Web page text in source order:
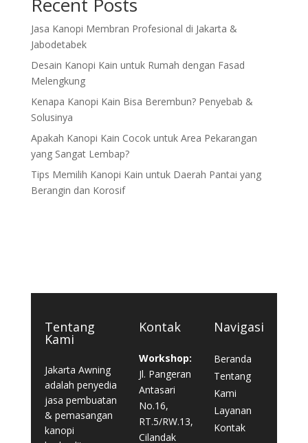
Jasa Kanopi Membran Profesional di Jakarta &
Jabodetabek
Desain Kanopi Kain untuk Rumah dengan Fasad
Melengkung
Kenapa Kanopi Kain Bisa Berembun? Penyebab &
Solusinya
Apakah Kanopi Kain Cocok untuk Area Pekarangan
yang Sangat Lembap?
Tips Memilih Kanopi Kain untuk Daerah Pantai yang
Berangin dan Korosif
Tentang
Kami
Jakarta Awning
adalah penyedia
jasa pembuatan
& pemasangan
kanopi
Kontak
Workshop:
Jl. Pangeran
Antasari
No.16,
RT.5/RW.13,
Cilandak
Navigasi
Beranda
Tentang
Kami
Layanan
Kontak